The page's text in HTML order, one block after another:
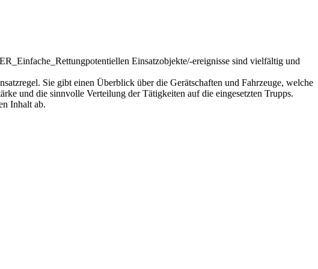
potentiellen Einsatzobjekte/-ereignisse sind vielfältig und
Sie gibt einen Überblick über die Gerätschaften und Fahrzeuge, welche
und die sinnvolle Verteilung der Tätigkeiten auf die eingesetzten Trupps.
Inhalt ab.